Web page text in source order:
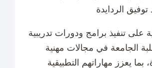
على تنفيذ برامج ودورات تدريبية
الجامعة في مجالات مهنية
بما يعزز مهاراتهم التطبيقية